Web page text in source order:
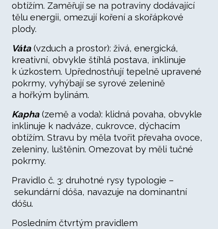
obtížím. Zaměřují se na potraviny dodávající
tělu energii, omezují koření a skořápkové
plody.
Váta (vzduch a prostor): živá, energická,
kreativní, obvykle štíhlá postava, inklinuje
k úzkostem. Upřednostňují tepelně upravené
pokrmy, vyhýbají se syrové zelenině
a hořkým bylinám.
Kapha (země a voda): klidná povaha, obvykle
inklinuje k nadváze, cukrovce, dýchacím
obtížím. Stravu by měla tvořit převaha ovoce,
zeleniny, luštěnin. Omezovat by měli tučné
pokrmy.
Pravidlo č. 3: druhotné rysy typologie –
sekundární dóša, navazuje na dominantní
dóšu.
Posledním čtvrtým pravidlem